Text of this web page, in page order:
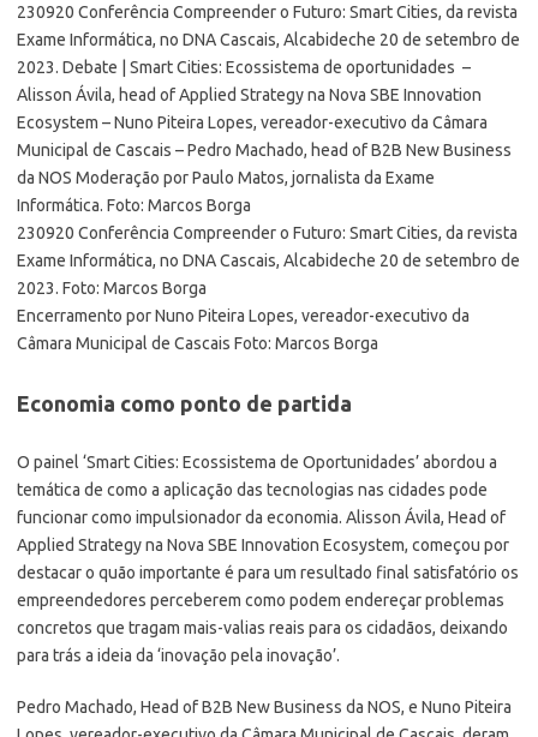
230920 Conferência Compreender o Futuro: Smart Cities, da revista
Exame Informática, no DNA Cascais, Alcabideche 20 de setembro de
2023. Debate | Smart Cities: Ecossistema de oportunidades –
Alisson Ávila, head of Applied Strategy na Nova SBE Innovation
Ecosystem – Nuno Piteira Lopes, vereador-executivo da Câmara
Municipal de Cascais – Pedro Machado, head of B2B New Business
da NOS Moderação por Paulo Matos, jornalista da Exame
Informática. Foto: Marcos Borga
230920 Conferência Compreender o Futuro: Smart Cities, da revista
Exame Informática, no DNA Cascais, Alcabideche 20 de setembro de
2023. Foto: Marcos Borga
Encerramento por Nuno Piteira Lopes, vereador-executivo da
Câmara Municipal de Cascais Foto: Marcos Borga
Economia como ponto de partida
O painel ‘Smart Cities: Ecossistema de Oportunidades’ abordou a
temática de como a aplicação das tecnologias nas cidades pode
funcionar como impulsionador da economia. Alisson Ávila, Head of
Applied Strategy na Nova SBE Innovation Ecosystem, começou por
destacar o quão importante é para um resultado final satisfatório os
empreendedores perceberem como podem endereçar problemas
concretos que tragam mais-valias reais para os cidadãos, deixando
para trás a ideia da ‘inovação pela inovação’.
Pedro Machado, Head of B2B New Business da NOS, e Nuno Piteira